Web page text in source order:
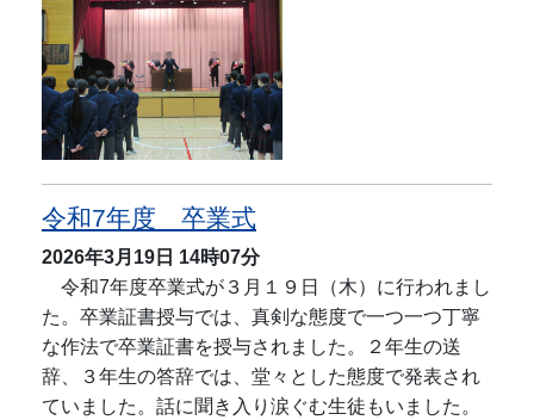
令和7年度 卒業式
2026年3月19日 14時07分
令和7年度卒業式が３月１９日（木）に行われまし
た。卒業証書授与では、真剣な態度で一つ一つ丁寧
な作法で卒業証書を授与されました。２年生の送
辞、３年生の答辞では、堂々とした態度で発表され
ていました。話に聞き入り涙ぐむ生徒もいました。